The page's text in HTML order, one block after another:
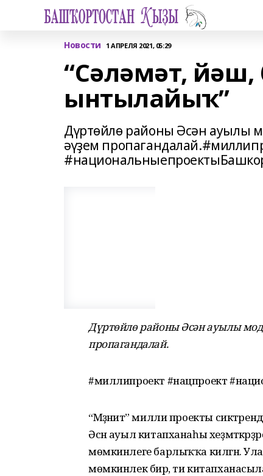
Новости 1 АПРЕЛЯ 2021, 05:29
“Сәләмәт, йәш,
ынтылайыҡ”
Дүртөйлө районы Әсән ауылы
әүҙем
Дүртөйлө районы Әсән ауылы
пропагандалай.
#миллипроект #нацпроект
“Мәҙәниәт” милли проекты
Әсән ауыл китапханаһы
мөмкинлеге барлыҡҡа килгән.
мөмкинлек бирә, ти